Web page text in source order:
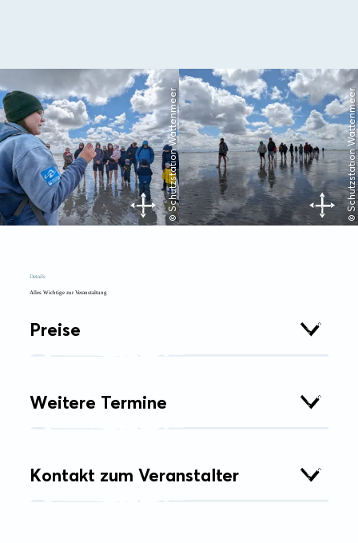
© Schutzstation Wattenmeer © Schutzstation Wattenmeer
Details
Alles Wichtige zur Veranstaltung
Preise
Weitere Termine
Kontakt zum Veranstalter